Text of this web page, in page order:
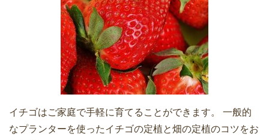
イチゴはご家庭で手軽に育てることができます。 一般的
なプランターを使ったイチゴの定植と畑の定植のコツをお